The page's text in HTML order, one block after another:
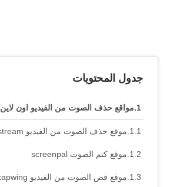
جدول المحتويات
مواقع حذف الصوت من الفيديو اون لاين
موقع حذف الصوت من الفيديو restream
موقع كتم الصوت screenpal
موقع قص الصوت من الفيديو kapwing